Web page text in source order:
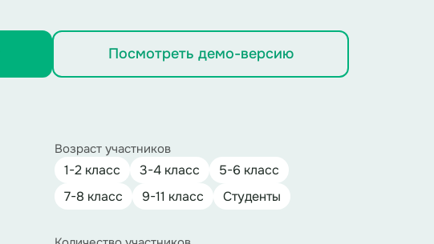
Посмотреть демо-версию
Возраст участников
1-2 класс 3-4 класс
5-6 класс
7-8 класс
9-11 класс Студенты